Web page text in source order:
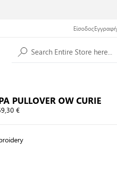
ΕίσοδοςΕγγραφή
Search Entire Store here...
PULLOVER OW CURIE
€